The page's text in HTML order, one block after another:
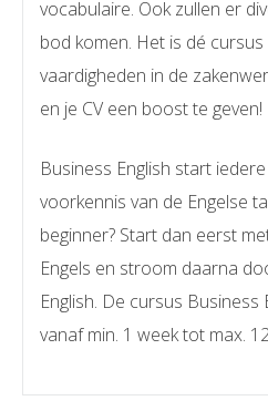
vocabulaire. Ook zullen er
bod komen. Het is dé
vaardigheden in de
en je CV een boost te geven!
Business English start
voorkennis van de Engelse
beginner? Start dan eerst
Engels en stroom daarna
English. De cursus Business
vanaf min. 1 week tot max.